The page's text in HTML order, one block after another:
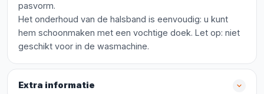
pasvorm.
Het onderhoud van de halsband is eenvoudig: u kunt
hem schoonmaken met een vochtige doek. Let op: niet
geschikt voor in de wasmachine.
Extra informatie